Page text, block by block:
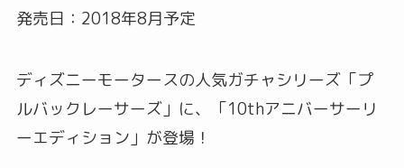
発売日：2018年8月予定
ディズニーモータースの人気ガチャシリーズ「プ
ルバックレーサーズ」に、「10thアニバーサーリ
ーエディション」が登場！